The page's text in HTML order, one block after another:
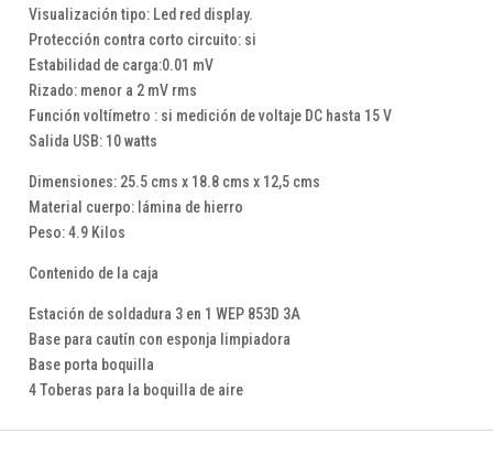
Visualización tipo: Led red display.
Protección contra corto circuito: si
Estabilidad de carga:0.01 mV
Rizado: menor a 2 mV rms
Función voltímetro : si medición de voltaje DC hasta 15 V
Salida USB: 10 watts
Dimensiones: 25.5 cms x 18.8 cms x 12,5 cms
Material cuerpo: lámina de hierro
Peso: 4.9 Kilos
Contenido de la caja
Estación de soldadura 3 en 1 WEP 853D 3A
Base para cautín con esponja limpiadora
Base porta boquilla
4 Toberas para la boquilla de aire